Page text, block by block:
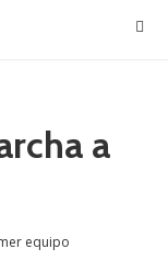
a
equipo